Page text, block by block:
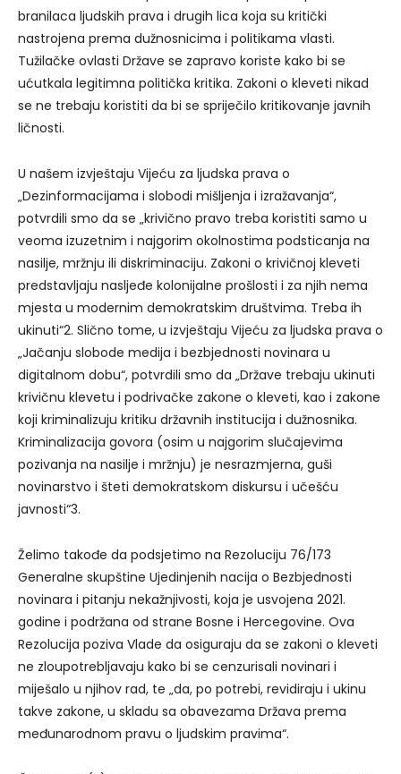
branilaca ljudskih prava i drugih lica koja su kritički
nastrojena prema dužnosnicima i politikama vlasti.
Tužilačke ovlasti Države se zapravo koriste kako bi se
ućutkala legitimna politička kritika. Zakoni o kleveti nikad
se ne trebaju koristiti da bi se spriječilo kritikovanje javnih
ličnosti.
U našem izvještaju Vijeću za ljudska prava o
„Dezinformacijama i slobodi mišljenja i izražavanja“,
potvrdili smo da se „krivično pravo treba koristiti samo u
veoma izuzetnim i najgorim okolnostima podsticanja na
nasilje, mržnju ili diskriminaciju. Zakoni o krivičnoj kleveti
predstavljaju nasljeđe kolonijalne prošlosti i za njih nema
mjesta u modernim demokratskim društvima. Treba ih
ukinuti“2. Slično tome, u izvještaju Vijeću za ljudska prava o
„Jačanju slobode medija i bezbjednosti novinara u
digitalnom dobu“, potvrdili smo da „Države trebaju ukinuti
krivičnu klevetu i podrivačke zakone o kleveti, kao i zakone
koji kriminalizuju kritiku državnih institucija i dužnosnika.
Kriminalizacija govora (osim u najgorim slučajevima
pozivanja na nasilje i mržnju) je nesrazmjerna, guši
novinarstvo i šteti demokratskom diskursu i učešću
javnosti“3.
Želimo takođe da podsjetimo na Rezoluciju 76/173
Generalne skupštine Ujedinjenih nacija o Bezbjednosti
novinara i pitanju nekažnjivosti, koja je usvojena 2021.
godine i podržana od strane Bosne i Hercegovine. Ova
Rezolucija poziva Vlade da osiguraju da se zakoni o kleveti
ne zloupotrebljavaju kako bi se cenzurisali novinari i
miješalo u njihov rad, te „da, po potrebi, revidiraju i ukinu
takve zakone, u skladu sa obavezama Država prema
međunarodnom pravu o ljudskim pravima“.